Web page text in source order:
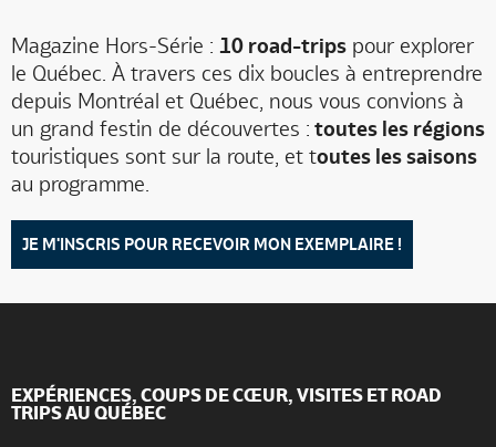
Magazine Hors-Série : 10 road-trips pour explorer
le Québec. À travers ces dix boucles à entreprendre
depuis Montréal et Québec, nous vous convions à
un grand festin de découvertes : toutes les régions
touristiques sont sur la route, et toutes les saisons
au programme.
JE M'INSCRIS POUR RECEVOIR MON EXEMPLAIRE !
EXPÉRIENCES, COUPS DE CŒUR, VISITES ET ROAD
TRIPS AU QUÉBEC